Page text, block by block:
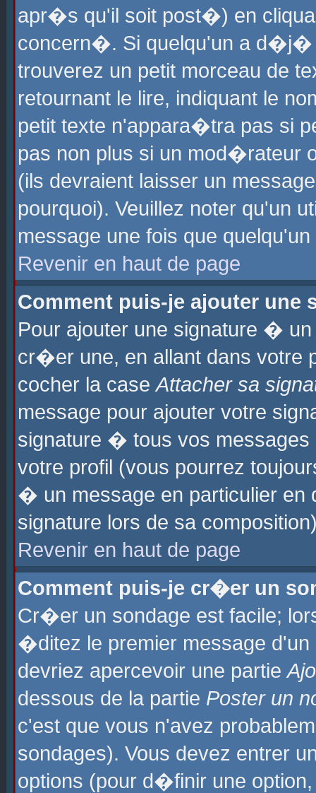
apr�s qu'il soit post�) en
concern�. Si quelqu'un a
trouverez un petit morceau de
retournant le lire, indiquant le
petit texte n'appara�tra pas si
pas non plus si un mod�rateur
(ils devraient laisser un
pourquoi). Veuillez noter qu'un
message une fois que
Revenir en haut de page
Comment puis-je ajouter une
Pour ajouter une signature �
cr�er une, en allant dans
cocher la caseAttacher sa
message pour ajouter votre
signature � tous vos
votre profil (vous pourrez
� un message en particulier
signature lors de sa
Revenir en haut de page
Comment puis-je cr�er un
Cr�er un sondage est facile;
�ditez le premier message
devriez apercevoir une partie
dessous de la partie Poster un
c'est que vous n'avez
sondages). Vous devez entrer
options (pour d�finir une